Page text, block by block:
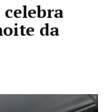
celebra
da